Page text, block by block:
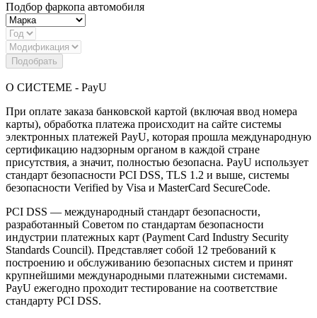
Подбор фаркопа автомобиля
Подобрать
О СИСТЕМЕ - PayU
При оплате заказа банковской картой (включая ввод номера
карты), обработка платежа происходит на сайте системы
электронных платежей PayU, которая прошла международную
сертификацию надзорным органом в каждой стране
присутствия, а значит, полностью безопасна. PayU использует
стандарт безопасности PCI DSS, TLS 1.2 и выше, системы
безопасности Verified by Visa и MasterCard SecureCode.
PCI DSS — международный стандарт безопасности,
разработанный Советом по стандартам безопасности
индустрии платежных карт (Payment Card Industry Security
Standards Council). Представляет собой 12 требований к
построению и обслуживанию безопасных систем и принят
крупнейшими международными платежными системами.
PayU ежегодно проходит тестирование на соответствие
стандарту PCI DSS.